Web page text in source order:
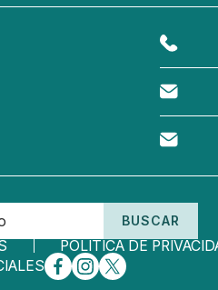
BUSCAR
POLÍTICA DE